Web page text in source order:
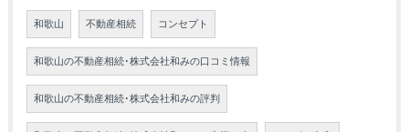
和歌山 不動産相続 コンセプト
和歌山の不動産相続･株式会社和みの口コミ情報
和歌山の不動産相続･株式会社和みの評判